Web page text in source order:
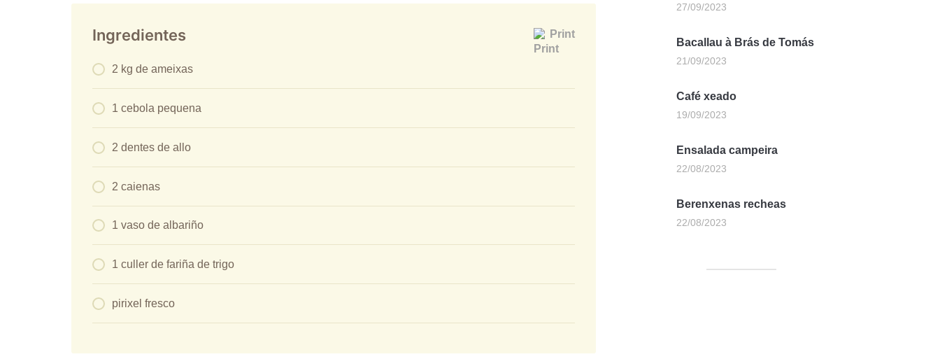
Print
Ingredientes
2 kg de ameixas
1 cebola pequena
2 dentes de allo
2 caienas
1 vaso de albariño
1 culler de fariña de trigo
pirixel fresco
27/09/2023
Bacallau à Brás de Tomás
21/09/2023
Café xeado
19/09/2023
Ensalada campeira
22/08/2023
Berenxenas recheas
22/08/2023